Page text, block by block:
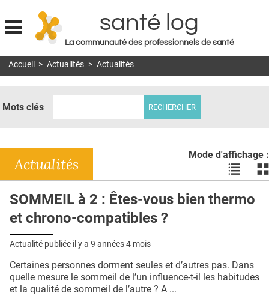
Jump to navigation
santé log
La communauté des professionnels de santé
MON COMPTE
DOSSIERS
RÉSEAUX
E-REVUE SAD
QUI SOMMES-NOUS ?
Accueil > Actualités > Actualités
Mots clés
Mode d'affichage :
Voir
les
en
les
Actualités
SOMMEIL à 2 : Êtes-vous bien thermo
et chrono-compatibles ?
Actualité publiée il y a 9 années 4 mois
Certaines personnes dorment seules et d’autres pas. Dans
quelle mesure le sommeil de l’un influence-t-il les habitudes
et la qualité de sommeil de l’autre ? A ...